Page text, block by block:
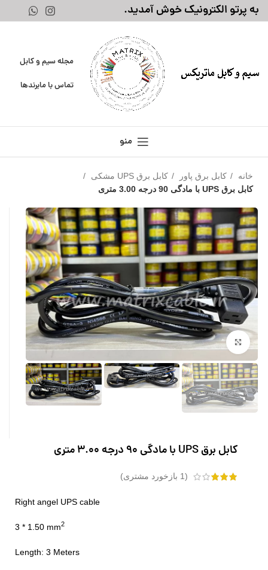
به پرتو الکترونیک خوش آمدید.
مجله سیم و کابل
تماس با مابرندها
منو
خانه کابل برق پاور
کابل برق UPS مشکی
کابل برق UPS با مادگی 90 درجه 3.00 متری
بزرگنمایی تصویر
کابل برق UPS با مادگی 90 درجه 3.00 متری
(
1 بازخورد مشتری)
Right angel UPS cable
3 * 1.50 mm2
Length: 3 Meters